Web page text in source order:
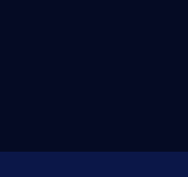
prisjetila Izeta